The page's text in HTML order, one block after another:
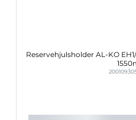
Reservehjulsholder AL-KO